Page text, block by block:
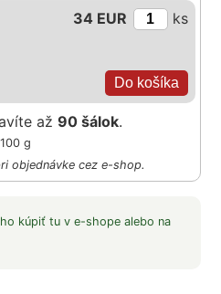
34 EUR ks
až90 šálok.
g
objednávke cez e-shop.
kúpiť tu v e-shope alebo na